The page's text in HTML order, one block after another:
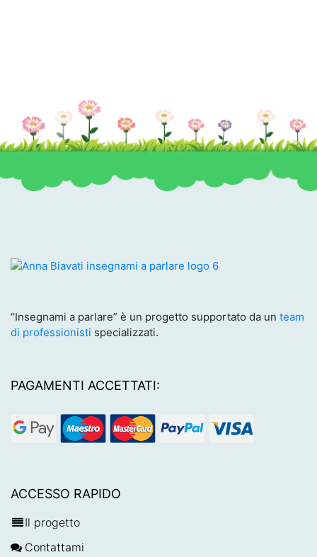
“Insegnami a parlare” è un progetto supportato da un team
di professionisti specializzati.
PAGAMENTI ACCETTATI:
ACCESSO RAPIDO
Il progetto
Contattami